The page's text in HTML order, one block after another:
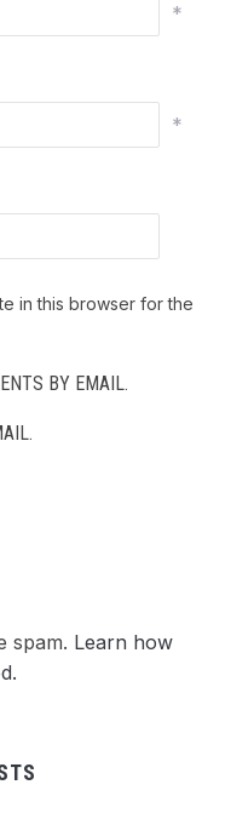
*
*
in this browser for the
BY EMAIL.
spam. Learn how